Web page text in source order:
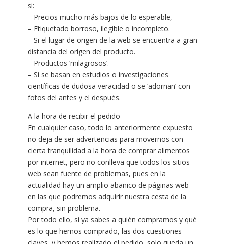
si:
– Precios mucho más bajos de lo esperable,
– Etiquetado borroso, ilegible o incompleto.
– Si el lugar de origen de la web se encuentra a gran
distancia del origen del producto.
– Productos ‘milagrosos’.
– Si se basan en estudios o investigaciones
científicas de dudosa veracidad o se ‘adornan’ con
fotos del antes y el después.
A la hora de recibir el pedido
En cualquier caso, todo lo anteriormente expuesto
no deja de ser advertencias para movernos con
cierta tranquilidad a la hora de comprar alimentos
por internet, pero no conlleva que todos los sitios
web sean fuente de problemas, pues en la
actualidad hay un amplio abanico de páginas web
en las que podremos adquirir nuestra cesta de la
compra, sin problema.
Por todo ello, si ya sabes a quién compramos y qué
es lo que hemos comprado, las dos cuestiones